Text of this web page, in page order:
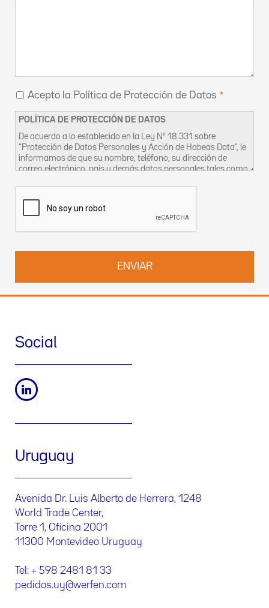
Acepto la Política de Protección de Datos
POLÍTICA DE PROTECCIÓN DE DATOS
De acuerdo a lo establecido en la Ley Nº 18.331 sobre
“Protección de Datos Personales y Acción de Habeas Data", le
informamos de que su nombre, teléfono, su dirección de
correo electrónico, país y demás datos personales tales como
Uruguay S.A. con domicilio en Avenida Dr. Luis Alberto de
Herrera, 1248 World Trade Center, Torre 1, Oficina 2001,los
estadísticos, a los efectos del envío de productos y servicios,
empresa. En todo momento, Ud. podrá ejercitar sus derechos
personales, dirigiéndose a la dirección indicada en el párrafo
Social
Uruguay
Avenida Dr. Luis Alberto de Herrera, 1248
World Trade Center,
Torre 1, Oficina 2001
11300 Montevideo Uruguay
Tel: + 598 2481 81 33
pedidos.uy@werfen.com